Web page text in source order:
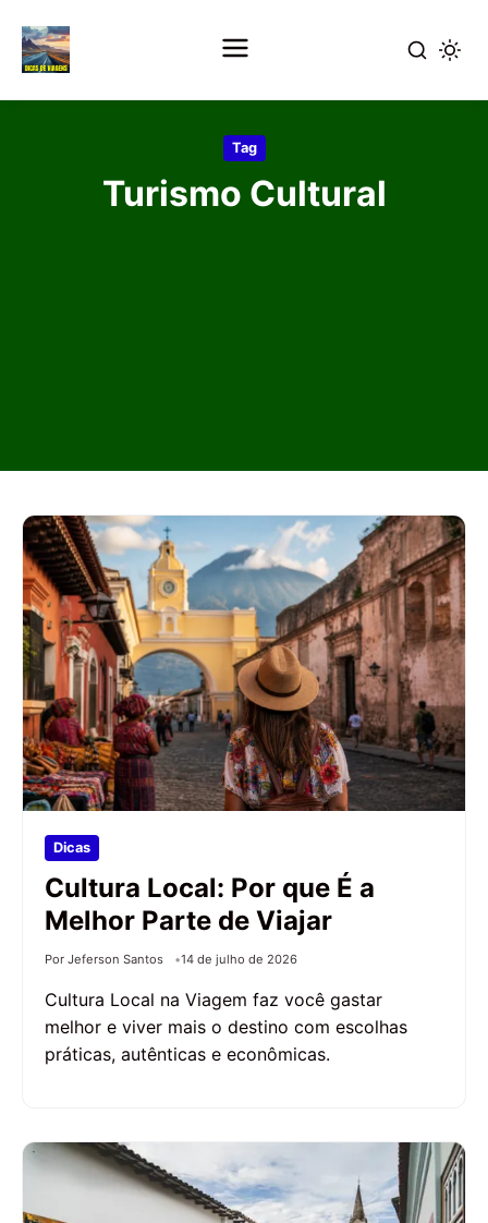
Tag
Turismo Cultural
Dicas
Cultura Local: Por que É a
Melhor Parte de Viajar
Por Jeferson Santos 14 de julho de 2026
Cultura Local na Viagem faz você gastar
melhor e viver mais o destino com escolhas
práticas, autênticas e econômicas.